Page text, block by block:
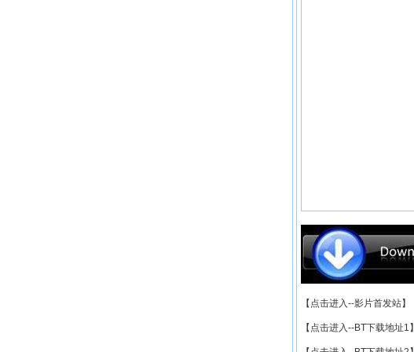
【点击进入--影片首发站】
【点击进入--BT下载地址1】